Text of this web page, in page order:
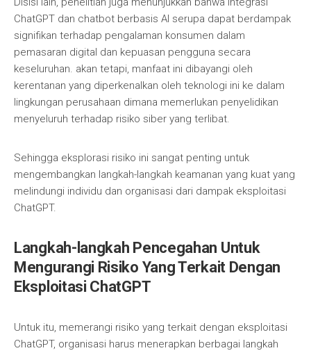
ChatGPT dan chatbot berbasis AI serupa dapat berdampak
signifikan terhadap pengalaman konsumen dalam
pemasaran digital dan kepuasan pengguna secara
keseluruhan. akan tetapi, manfaat ini dibayangi oleh
kerentanan yang diperkenalkan oleh teknologi ini ke dalam
lingkungan perusahaan dimana memerlukan penyelidikan
menyeluruh terhadap risiko siber yang terlibat.
Sehingga eksplorasi risiko ini sangat penting untuk
mengembangkan langkah-langkah keamanan yang kuat yang
melindungi individu dan organisasi dari dampak eksploitasi
ChatGPT.
Langkah-langkah Pencegahan Untuk
Mengurangi Risiko Yang Terkait Dengan
Eksploitasi ChatGPT
Untuk itu, memerangi risiko yang terkait dengan eksploitasi
ChatGPT, organisasi harus menerapkan berbagai langkah